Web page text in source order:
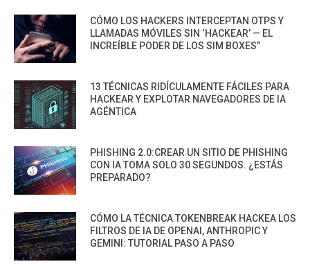
CÓMO LOS HACKERS INTERCEPTAN OTPS Y
LLAMADAS MÓVILES SIN ‘HACKEAR’ — EL
INCREÍBLE PODER DE LOS SIM BOXES”
13 TÉCNICAS RIDÍCULAMENTE FÁCILES PARA
HACKEAR Y EXPLOTAR NAVEGADORES DE IA
AGÉNTICA
PHISHING 2.0:CREAR UN SITIO DE PHISHING
CON IA TOMA SOLO 30 SEGUNDOS. ¿ESTÁS
PREPARADO?
CÓMO LA TÉCNICA TOKENBREAK HACKEA LOS
FILTROS DE IA DE OPENAI, ANTHROPIC Y
GEMINI: TUTORIAL PASO A PASO